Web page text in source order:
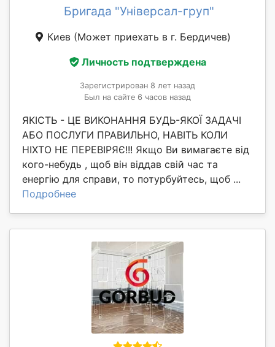
Бригада "Універсал-груп"
Киев (Может приехать в г. Бердичев)
Личность подтверждена
Зарегистрирован 8 лет назад
Был на сайте 6 часов назад
ЯКІСТЬ - ЦЕ ВИКОНАННЯ БУДЬ-ЯКОЇ ЗАДАЧІ
АБО ПОСЛУГИ ПРАВИЛЬНО, НАВІТЬ КОЛИ
НІХТО НЕ ПЕРЕВІРЯЄ!!! Якщо Ви вимагаєте від
кого-небудь , щоб він віддав свій час та
енергію для справи, то потурбуйтесь, щоб ...
Подробнее